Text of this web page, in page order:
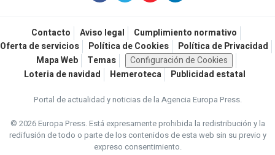
Contacto Aviso legal
Cumplimiento normativo
Oferta de servicios
Política de Cookies
Política de Privacidad
Mapa Web
Temas
Configuración de Cookies
Loteria de navidad
Hemeroteca Publicidad estatal
Portal de actualidad y noticias de la Agencia Europa Press.
© 2026 Europa Press.Está expresamente prohibida la redistribución y la
redifusión de todo o parte de los contenidos de esta web sin su previo y
expreso consentimiento.